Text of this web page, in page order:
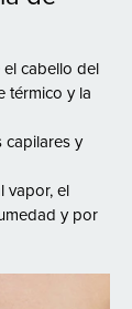
de
y eficacia;
orden y
cabello del
térmico y la
capilares y
vapor, el
y por